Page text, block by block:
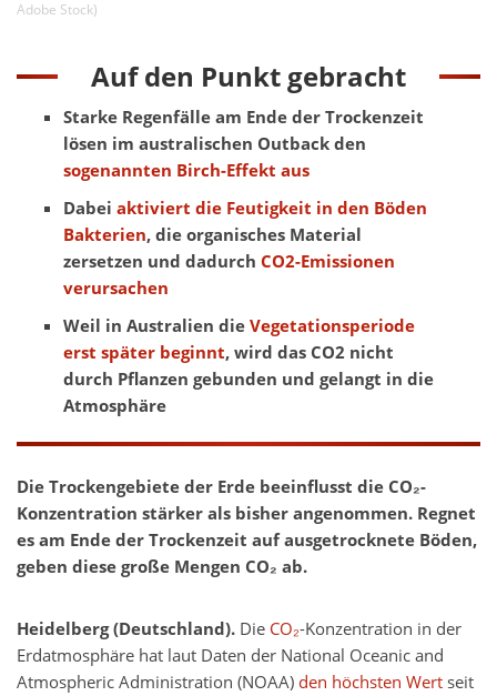
Adobe Stock)
Auf den Punkt gebracht
Starke Regenfälle am Ende der Trockenzeit
lösen im australischen Outback den
sogenannten Birch-Effekt aus
Dabei aktiviert die Feutigkeit in den Böden
Bakterien, die organisches Material
zersetzen und dadurch CO2-Emissionen
verursachen
Weil in Australien dieVegetationsperiode
erst später beginnt, wird das CO2 nicht
durch Pflanzen gebunden und gelangt in die
Atmosphäre
Die Trockengebiete der Erde beeinflusst die CO₂-
Konzentration stärker als bisher angenommen. Regnet
es am Ende der Trockenzeit auf ausgetrocknete Böden,
geben diese große Mengen CO₂ ab.
Heidelberg (Deutschland). Die CO₂-Konzentration in der
Erdatmosphäre hat laut Daten der National Oceanic and
Atmospheric Administration (NOAA) den höchsten Wertseit